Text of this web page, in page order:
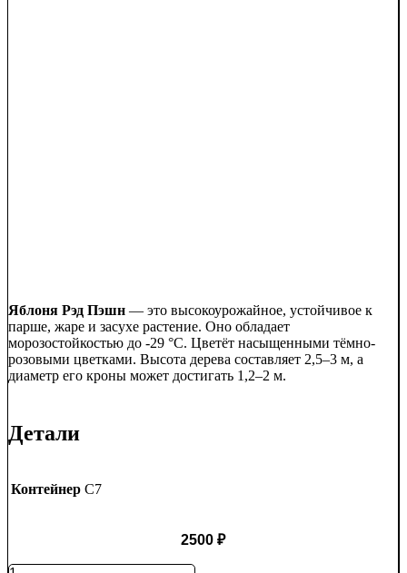
Яблоня Рэд Пэшн — это высокоурожайное, устойчивое к
парше, жаре и засухе растение. Оно обладает
морозостойкостью до -29 °C. Цветёт насыщенными тёмно-
розовыми цветками. Высота дерева составляет 2,5–3 м, а
диаметр его кроны может достигать 1,2–2 м.
Детали
Контейнер C7
2500 ₽